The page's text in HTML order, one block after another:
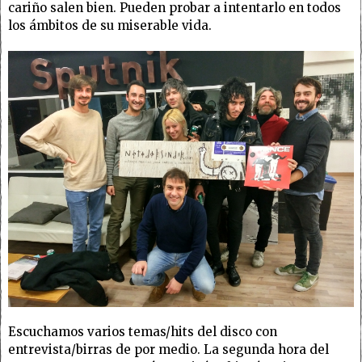
cariño salen bien. Pueden probar a intentarlo en todos
los ámbitos de su miserable vida.
Escuchamos varios temas/hits del disco con
entrevista/birras de por medio. La segunda hora del